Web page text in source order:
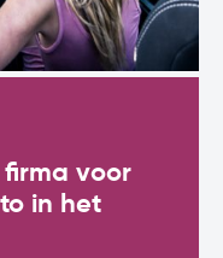
voor
in het